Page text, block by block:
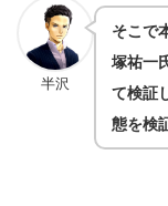
半沢
そこで
塚祐一
て検証
態を検